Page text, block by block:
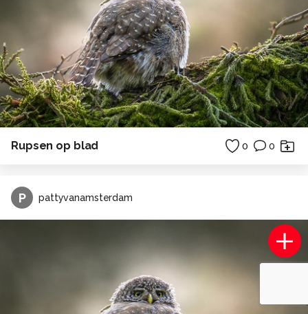
Rupsen op blad 0 0
P pattyvanamsterdam